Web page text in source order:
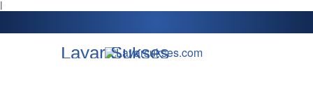
l
Layar Sukses